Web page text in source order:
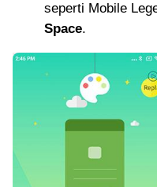
seperti Mobile
Space.